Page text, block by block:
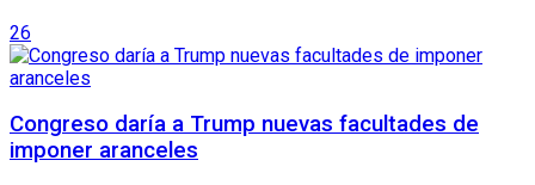
26
Congreso daría a Trump nuevas facultades de
imponer aranceles